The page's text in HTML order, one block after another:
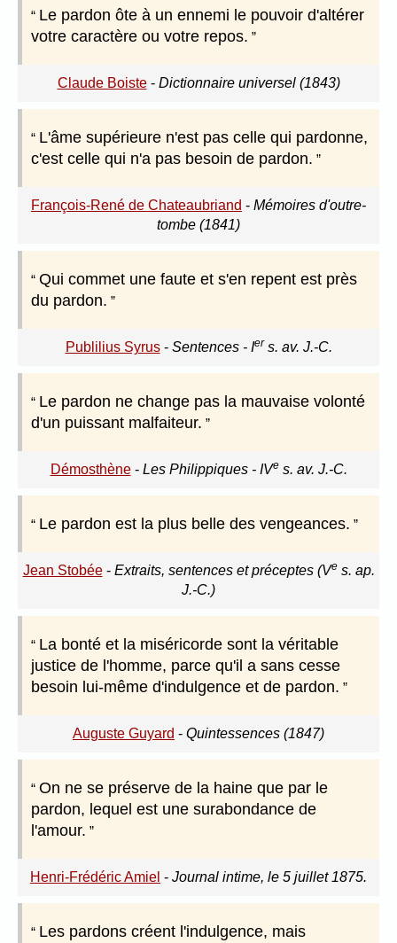
Le pardon ôte à un ennemi le pouvoir d'altérer
votre caractère ou votre repos.
Claude Boiste- Dictionnaire universel (1843)
L'âme supérieure n'est pas celle qui pardonne,
c'est celle qui n'a pas besoin de pardon.
François-René de Chateaubriand - Mémoires d'outre-
tombe (1841)
Qui commet une faute et s'en repent est près
du pardon.
Publilius Syrus- Sentences - Ier s. av. J.-C.
Le pardon ne change pas la mauvaise volonté
d'un puissant malfaiteur.
Démosthène- Les Philippiques - IVes. av. J.-C.
Le pardon est la plus belle des vengeances.
Jean Stobée- Extraits, sentences et préceptes (Ves. ap.
J.-C.)
La bonté et la miséricorde sont la véritable
justice de l'homme, parce qu'il a sans cesse
besoin lui-même d'indulgence et de pardon.
Auguste Guyard - Quintessences (1847)
On ne se préserve de la haine que par le
pardon, lequel est une surabondance de
l'amour.
Henri-Frédéric Amiel - Journal intime, le 5 juillet 1875.
Les pardons créent l'indulgence, mais